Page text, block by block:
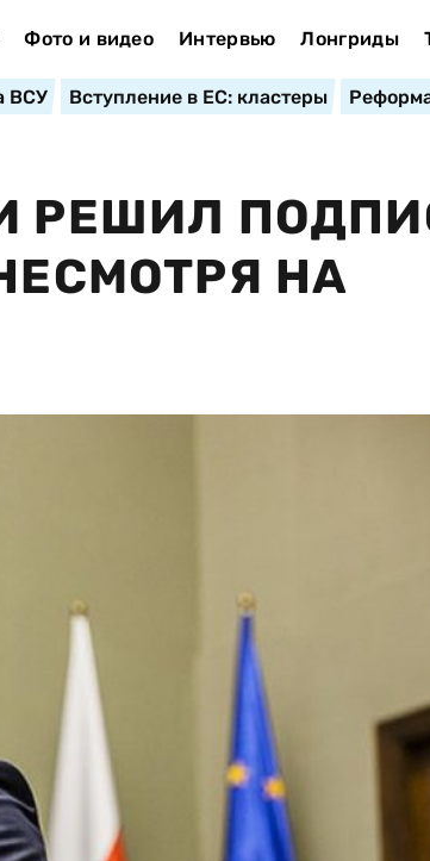
Фото и видео Интервью Лонгриды
ВСУ Вступление в ЕС: кластеры
РЕШИЛ
НА